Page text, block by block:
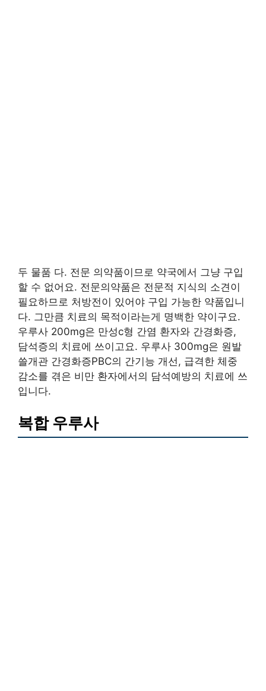
두 물품 다. 전문 의약품이므로 약국에서 그냥 구입
할 수 없어요. 전문의약품은 전문적 지식의 소견이
필요하므로 처방전이 있어야 구입 가능한 약품입니
다. 그만큼 치료의 목적이라는게 명백한 약이구요.
우루사 200mg은 만성c형 간염 환자와 간경화증,
담석증의 치료에 쓰이고요. 우루사 300mg은 원발
쓸개관 간경화증PBC의 간기능 개선, 급격한 체중
감소를 겪은 비만 환자에서의 담석예방의 치료에 쓰
입니다.
복합 우루사